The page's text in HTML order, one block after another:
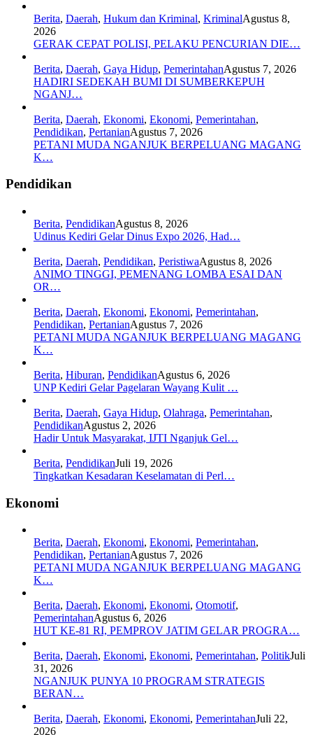
Berita, Daerah, Hukum dan Kriminal, KriminalAgustus 8,
2026
GERAK CEPAT POLISI, PELAKU PENCURIAN DIE…
Berita, Daerah, Gaya Hidup, PemerintahanAgustus 7, 2026
HADIRI SEDEKAH BUMI DI SUMBERKEPUH
NGANJ…
Berita, Daerah, Ekonomi, Ekonomi, Pemerintahan,
Pendidikan, PertanianAgustus 7, 2026
PETANI MUDA NGANJUK BERPELUANG MAGANG
K…
Pendidikan
Berita, PendidikanAgustus 8, 2026
Udinus Kediri Gelar Dinus Expo 2026, Had…
Berita, Daerah, Pendidikan, PeristiwaAgustus 8, 2026
ANIMO TINGGI, PEMENANG LOMBA ESAI DAN
OR…
Berita, Daerah, Ekonomi, Ekonomi, Pemerintahan,
Pendidikan, PertanianAgustus 7, 2026
PETANI MUDA NGANJUK BERPELUANG MAGANG
K…
Berita, Hiburan, PendidikanAgustus 6, 2026
UNP Kediri Gelar Pagelaran Wayang Kulit …
Berita, Daerah, Gaya Hidup, Olahraga, Pemerintahan,
PendidikanAgustus 2, 2026
Hadir Untuk Masyarakat, IJTI Nganjuk Gel…
Berita, PendidikanJuli 19, 2026
Tingkatkan Kesadaran Keselamatan di Perl…
Ekonomi
Berita, Daerah, Ekonomi, Ekonomi, Pemerintahan,
Pendidikan, PertanianAgustus 7, 2026
PETANI MUDA NGANJUK BERPELUANG MAGANG
K…
Berita, Daerah, Ekonomi, Ekonomi, Otomotif,
PemerintahanAgustus 6, 2026
HUT KE-81 RI, PEMPROV JATIM GELAR PROGRA…
Berita, Daerah, Ekonomi, Ekonomi, Pemerintahan, PolitikJuli
31, 2026
NGANJUK PUNYA 10 PROGRAM STRATEGIS
BERAN…
Berita, Daerah, Ekonomi, Ekonomi, PemerintahanJuli 22,
2026